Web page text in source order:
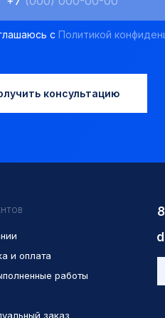
с Политикой
консультацию
и оплата
работы
заказ